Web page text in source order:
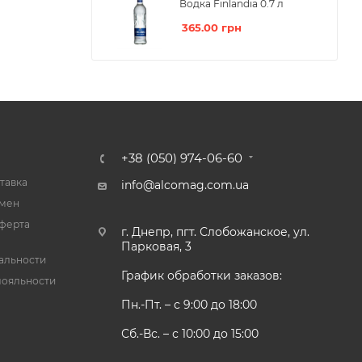
Водка Finlandia 0.7 л
365.00 грн
+38 (050) 974-06-60
info@alcomag.com.ua
г. Днепр, пгт. Слобожанское, ул.
Парковая, 3
График обработки заказов:
Пн.-Пт. – с 9:00 до 18:00
Сб.-Вс. – с 10:00 до 15:00